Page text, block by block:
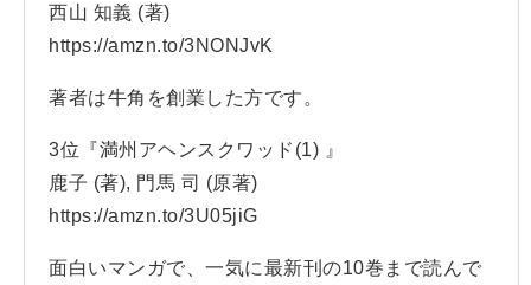
西山 知義 (著)
https://amzn.to/3NONJvK
著者は牛角を創業した方です。
3位『満州アヘンスクワッド(1) 』
鹿子 (著), 門馬 司 (原著)
https://amzn.to/3U05jiG
面白いマンガで、一気に最新刊の10巻まで読んで